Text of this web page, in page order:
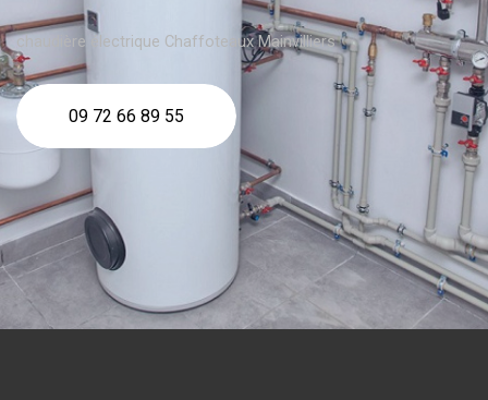
chaudière électrique Chaffoteaux Mainvilliers
09 72 66 89 55